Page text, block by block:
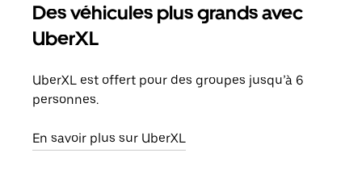
Des véhicules plus grands avec
UberXL
UberXL est offert pour des groupes jusqu’à 6
personnes.
En savoir plus sur UberXL